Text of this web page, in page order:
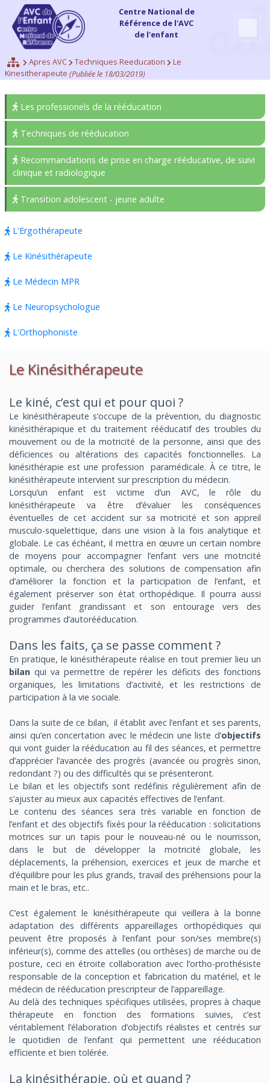
Centre National de
Référence de l'AVC
de l'enfant
Apres AVC Techniques Reeducation
Le
Kinesitherapeute (Publiée le 18/03/2019)
Les professionels de la rééducation
Techniques de rééducation
Recommandations de prise en charge rééducative, de suivi
clinique et radiologique
Transition adolescent - jeune adulte
L'Ergothérapeute
Le Kinésithérapeute
Le Médecin MPR
Le Neuropsychologue
L'Orthophoniste
Le Kinésithérapeute
Le kiné, c’est qui et pour quoi ?
Le kinésithérapeute s’occupe de la prévention, du diagnostic
kinésithérapique et du traitement rééducatif des troubles du
mouvement ou de la motricité de la personne, ainsi que des
déficiences ou altérations des capacités fonctionnelles. La
kinésithérapie est une profession paramédicale. À ce titre, le
kinésithérapeute intervient sur prescription du médecin.
Lorsqu’un enfant est victime d’un AVC, le rôle du
kinésithérapeute va être d’évaluer les conséquences
éventuelles de cet accident sur sa motricité et son appreil
musculo-squelettique, dans une vision à la fois analytique et
globale. Le cas échéant, il mettra en œuvre un certain nombre
de moyens pour accompagner l’enfant vers une motricité
optimale, ou cherchera des solutions de compensation afin
d’améliorer la fonction et la participation de l’enfant, et
également préserver son état orthopédique. Il pourra aussi
guider l’enfant grandissant et son entourage vers des
programmes d’autorééducation.
Dans les faits, ça se passe comment ?
En pratique, le kinésithérapeute réalise en tout premier lieu un
bilan qui va permettre de repérer les déficits des fonctions
organiques, les limitations d’activité, et les restrictions de
participation à la vie sociale.
Dans la suite de ce bilan, il établit avec l’enfant et ses parents,
ainsi qu’en concertation avec le médecin une liste d’objectifs
qui vont guider la rééducation au fil des séances, et permettre
d’apprécier l’avancée des progrès (avancée ou progrès sinon,
redondant ?) ou des difficultés qui se présenteront.
Le bilan et les objectifs sont redéfinis régulièrement afin de
s’ajuster au mieux aux capacités effectives de l’enfant.
Le contenu des séances sera très variable en fonction de
l’enfant et des objectifs fixés pour la rééducation : solicitations
motrices sur un tapis pour le nouveau-né ou le nourrisson,
dans le but de développer la motricité globale, les
déplacements, la préhension, exercices et jeux de marche et
d’équilibre pour les plus grands, travail des préhensions pour la
main et le bras, etc..
C’est également le kinésithérapeute qui veillera à la bonne
adaptation des différents appareillages orthopédiques qui
peuvent être proposés à l’enfant pour son/ses membre(s)
inférieur(s), comme des attelles (ou orthèses) de marche ou de
posture, ceci en étroite collaboration avec l’ortho-prothésiste
responsable de la conception et fabrication du matériel, et le
médecin de rééducation prescripteur de l’appareillage.
Au delà des techniques spécifiques utilisées, propres à chaque
thérapeute en fonction des formations suivies, c’est
véritablement l’élaboration d’objectifs réalistes et centrés sur
le quotidien de l’enfant qui permettent une rééducation
efficiente et bien tolérée.
La kinésithérapie, où et quand ?